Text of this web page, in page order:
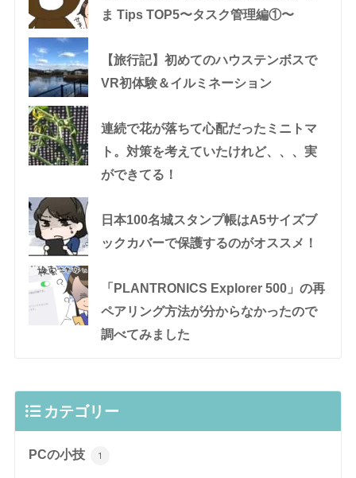
ま Tips TOP5〜タスク管理編①〜
【旅行記】初めてのハウステンボスで
VR初体験＆イルミネーション
連続で花が落ちて心配だったミニトマ
ト。対策を考えていたけれど、、、実
ができてる！
日本100名城スタンプ帳はA5サイズブ
ックカバーで保護するのがオススメ！
「PLANTRONICS Explorer 500」の再
ペアリング方法が分からなかったので
調べてみました
カテゴリー
PCの小技 1